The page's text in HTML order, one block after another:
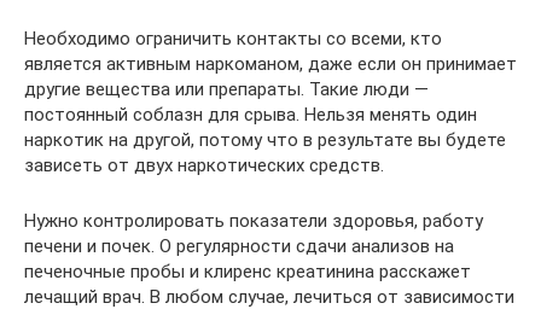
Необходимо ограничить контакты со всеми, кто
является активным наркоманом, даже если он принимает
другие вещества или препараты. Такие люди —
постоянный соблазн для срыва. Нельзя менять один
наркотик на другой, потому что в результате вы будете
зависеть от двух наркотических средств.
Нужно контролировать показатели здоровья, работу
печени и почек. О регулярности сдачи анализов на
печеночные пробы и клиренс креатинина расскажет
лечащий врач. В любом случае, лечиться от зависимости